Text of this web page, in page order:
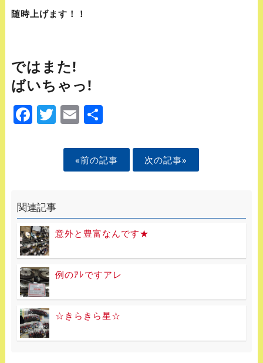
随時上げます！！
ではまた!
ばいちゃっ!
Facebook
Twitter
EmailShare
«前の記事 次の記事»
関連記事
意外と豊富なんです★
例のｱﾚですアレ
☆きらきら星☆